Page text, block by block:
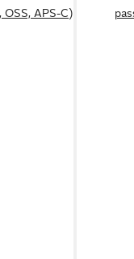
APS-C)